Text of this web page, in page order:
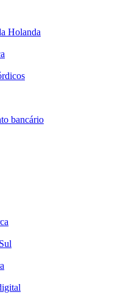
Holanda
bancário